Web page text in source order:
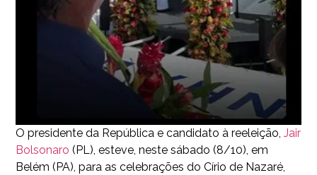
O presidente da República e candidato à reeleição, Jair
Bolsonaro (PL), esteve, neste sábado (8/10), em
Belém (PA), para as celebrações do Círio de Nazaré,